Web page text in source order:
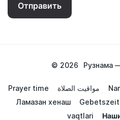
Отправить
© 2026 Рузнама
Prayer time مواقيت الصلاة
Ламазан хенаш
Gebetszeit
vaqtlari